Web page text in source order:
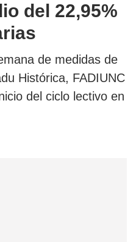
del 22,95%
de medidas de
Histórica, FADIUNC
del ciclo lectivo en